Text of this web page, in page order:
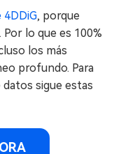
4DDiG, porque
lo que es 100%
los más
profundo. Para
sigue estas